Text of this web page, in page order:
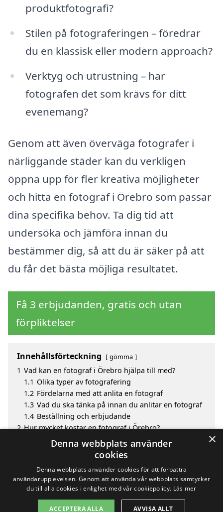
produktfotografi?
Stilen på fotograferingen – föredrar
du en klassisk eller modern approach?
Verktyg och utrustning – har
fotografen det som krävs för ditt
evenemang?
Genom att även överväga fotografer i
närliggande städer kan du verkligen
öppna upp för fler kreativa möjligheter
och hitta en fotograf i Örebro som passar
dina specifika behov. Ta dig tid att
undersöka och jämföra innan du
bestämmer dig, så att du är säker på att
du får det bästa möjliga resultatet.
Få 3 erbjudanden, gratis och utan
förpliktelser
Innehållsförteckning gömma
1 Vad kan en fotograf i Örebro hjälpa till med?
1.1 Olika typer av fotografering
1.2 Fördelarna med att anlita en fotograf
1.3 Vad du ska tänka på innan du anlitar en fotograf
1.4 Beställning och erbjudande
2 Hur mycket kostar en fotograf i Örebro?
Fördelar med att välja fotograf i Örebro
Sök efter en skicklig fotograf i de omgivande
Copyright 2026 - Pilanto Aps
×
Denna webbplats använder
cookies
Denna webbplats använder cookies för att förbättra
användarupplevelsen. Genom att använda vår webbplats samtycker
du till alla cookies i enlighet med vår cookiepolicy. Läs mer
ACCEPTERA ALLA AVVISA ALLT